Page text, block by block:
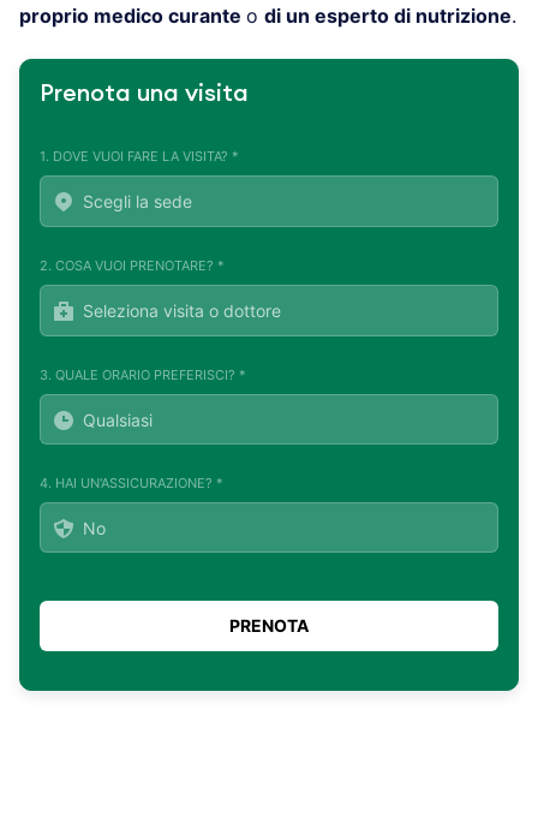
proprio medico curante o di un esperto di nutrizione.
Prenota una visita
1. DOVE VUOI FARE LA VISITA? *
2. COSA VUOI PRENOTARE? *
3. QUALE ORARIO PREFERISCI? *
4. HAI UN'ASSICURAZIONE? *